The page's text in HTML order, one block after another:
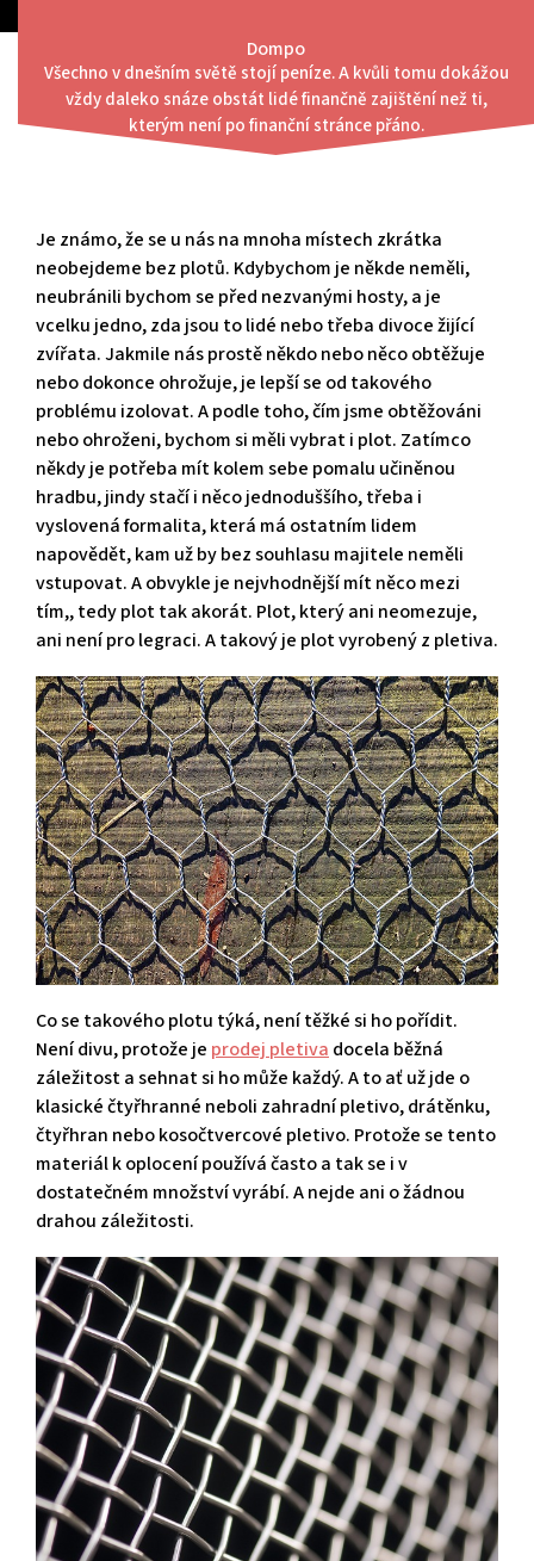
content
Dompo
Všechno v dnešním světě stojí peníze. A kvůli tomu dokážou
vždy daleko snáze obstát lidé finančně zajištění než ti,
kterým není po finanční stránce přáno.
Menu
A čím se oplotíte vy?
Je známo, že se u nás na mnoha místech zkrátka
neobejdeme bez plotů. Kdybychom je někde neměli,
neubránili bychom se před nezvanými hosty, a je
vcelku jedno, zda jsou to lidé nebo třeba divoce žijící
zvířata. Jakmile nás prostě někdo nebo něco obtěžuje
nebo dokonce ohrožuje, je lepší se od takového
problému izolovat. A podle toho, čím jsme obtěžováni
nebo ohroženi, bychom si měli vybrat i plot. Zatímco
někdy je potřeba mít kolem sebe pomalu učiněnou
hradbu, jindy stačí i něco jednoduššího, třeba i
vyslovená formalita, která má ostatním lidem
napovědět, kam už by bez souhlasu majitele neměli
vstupovat. A obvykle je nejvhodnější mít něco mezi
tím,, tedy plot tak akorát. Plot, který ani neomezuje,
ani není pro legraci. A takový je plot vyrobený z pletiva.
Co se takového plotu týká, není těžké si ho pořídit.
Není divu, protože je prodej pletiva docela běžná
záležitost a sehnat si ho může každý. A to ať už jde o
klasické čtyřhranné neboli zahradní pletivo, drátěnku,
čtyřhran nebo kosočtvercové pletivo. Protože se tento
materiál k oplocení používá často a tak se i v
dostatečném množství vyrábí. A nejde ani o žádnou
drahou záležitosti.